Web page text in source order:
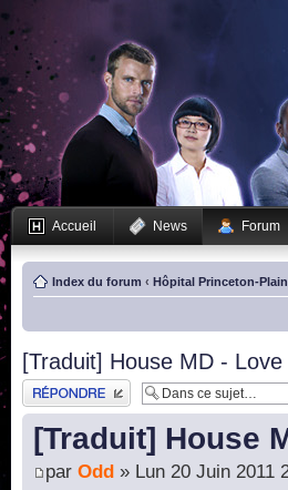
Accueil News Forum
Index du forum ‹ Hôpital Princeton-
[Traduit] House MD -
Publier une réponse
[Traduit] House
par Odd » Lun 20 Juin 2011